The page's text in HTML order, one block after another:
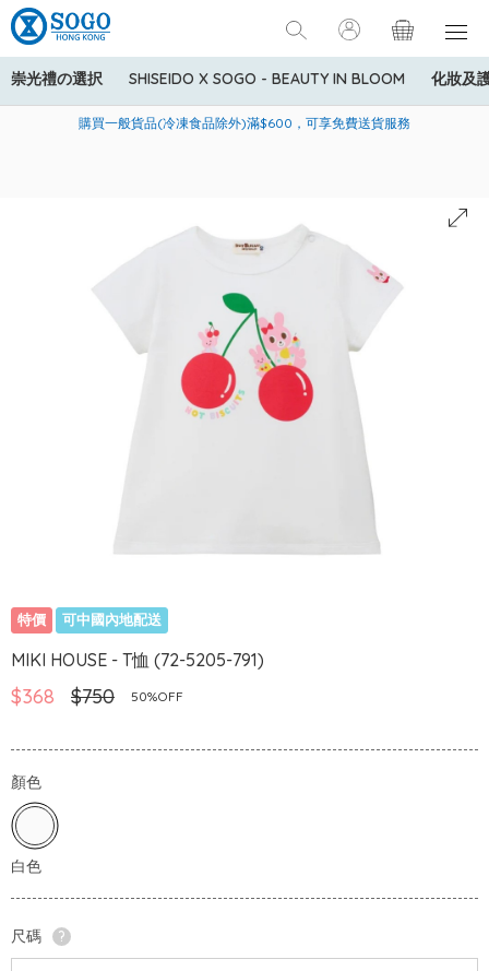
崇光禮の選択 SHISEIDO X SOGO - BEAUTY IN BLOOM 化妝及
美國運通Explorer®信用卡會員購物禮遇：高達5%簽賬回贈！
購買一般貨品(冷凍食品除外)滿$600，可享免費送貨服務
寄送中國內地服務只適用於指定商品，若訂單金額少於HK$600(折
特價 可中國內地配送
MIKI HOUSE - T恤 (72-5205-791)
$368 $750 50%OFF
顏色
尺碼 ?